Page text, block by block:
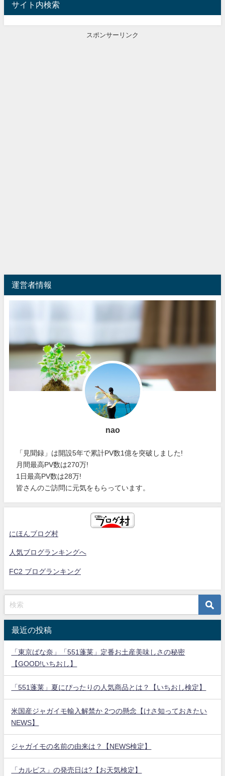
サイト内検索
スポンサーリンク
運営者情報
nao
「見聞録」は開設5年で累計PV数1億を突破しました!
月間最高PV数は270万!
1日最高PV数は28万!
皆さんのご訪問に元気をもらっています。
にほんブログ村
人気ブログランキングへ
FC2 ブログランキング
最近の投稿
「東京ばな奈」「551蓬莱」定番お土産美味しさの秘密
【GOOD!いちおし】
「551蓬莱」夏にぴったりの人気商品とは？【いちおし検定】
米国産ジャガイモ輸入解禁か 2つの懸念【けさ知っておきたい
NEWS】
ジャガイモの名前の由来は？【NEWS検定】
「カルピス」の発売日は?【お天気検定】